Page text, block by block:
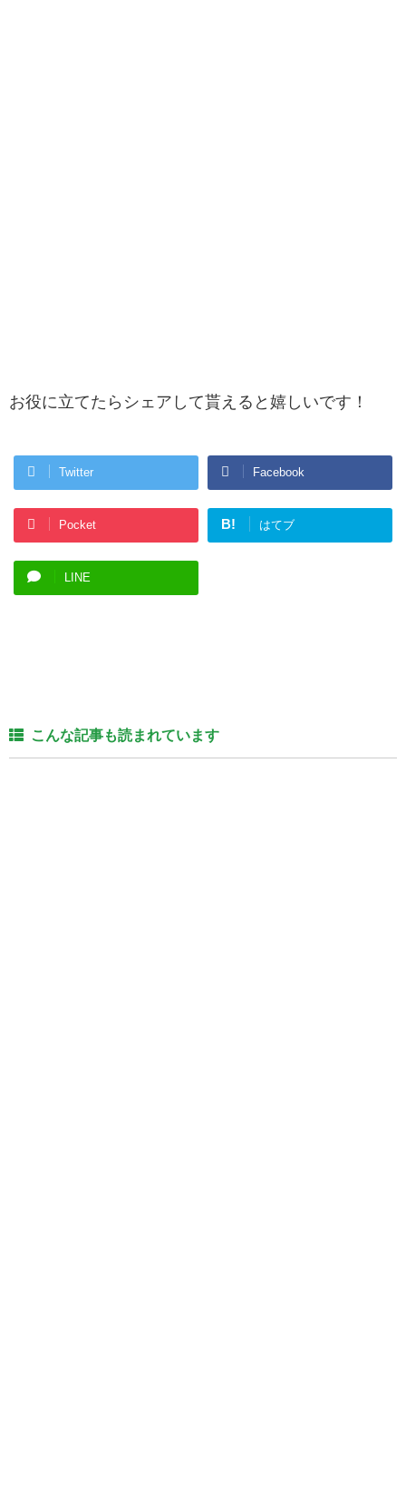
お役に立てたらシェアして貰えると嬉しいです！
Twitter Facebook
Pocket B! はてブ
LINE
こんな記事も読まれています